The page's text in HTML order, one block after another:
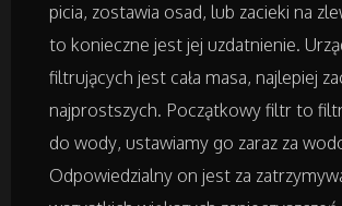
Domy, Mieszkania
Badania
Placówki Edukacyjne
picia, zostawia osad, lub zacieki na
to konieczne jest jej uzdatnienie.
filtrujących jest cała masa, najlepiej
najprostszych. Początkowy filtr to
do wody, ustawiamy go zaraz za
Odpowiedzialny on jest za